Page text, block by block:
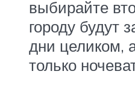
выбирайте
городу будут
дни целиком,
только